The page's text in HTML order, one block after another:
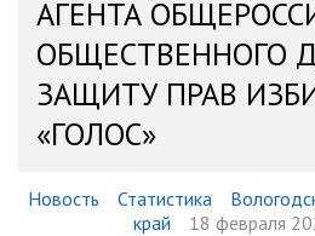
АГЕНТА
ОБЩЕСТВЕННОГО
ЗАЩИТУ ПРАВ
«ГОЛОС»
Новость Статистика
край
18 февраля